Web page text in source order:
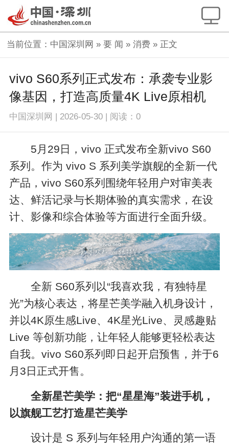
当前位置： 中国深圳网 »要 闻 »消费 » 正文
vivo S60系列正式发布：承袭专业影
像基因，打造高质量4K Live原相机
中国深圳网 | 2026-05-30 | 阅读：0
5月29日，vivo 正式发布全新vivo S60
系列。作为 vivo S 系列美学旗舰的全新一代
产品，vivo S60系列围绕年轻用户对审美表
达、鲜活记录与长期体验的真实需求，在设
计、影像和综合体验等方面进行全面升级。
全新 S60系列以“我喜欢我，有独特星
光”为核心表达，将星芒美学融入机身设计，
并以4K原生感Live、4K星光Live、灵感趣贴
Live 等创新功能，让年轻人能够更轻松表达
自我。vivo S60系列即日起开启预售，并于6
月3日正式开售。
全新星芒美学：把“星星海”装进手机，
以旗舰工艺打造星芒美学
设计是 S 系列与年轻用户沟通的第一语